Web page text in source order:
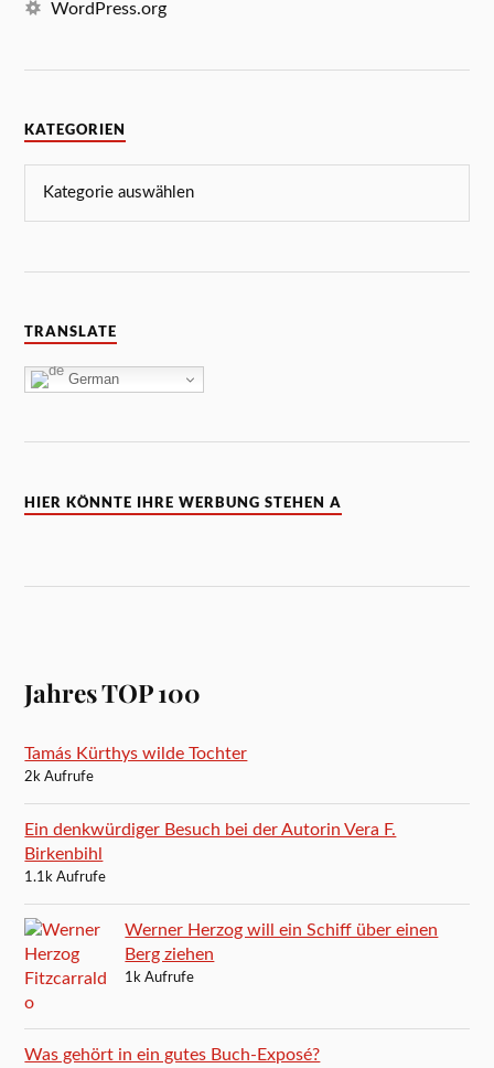
WordPress.org
KATEGORIEN
TRANSLATE
German
HIER KÖNNTE IHRE WERBUNG STEHEN A
Jahres TOP 100
Tamás Kürthys wilde Tochter
2k Aufrufe
Ein denkwürdiger Besuch bei der Autorin Vera F.
Birkenbihl
1.1k Aufrufe
Werner Herzog will ein Schiff über einen
Berg ziehen
1k Aufrufe
Was gehört in ein gutes Buch-Exposé?